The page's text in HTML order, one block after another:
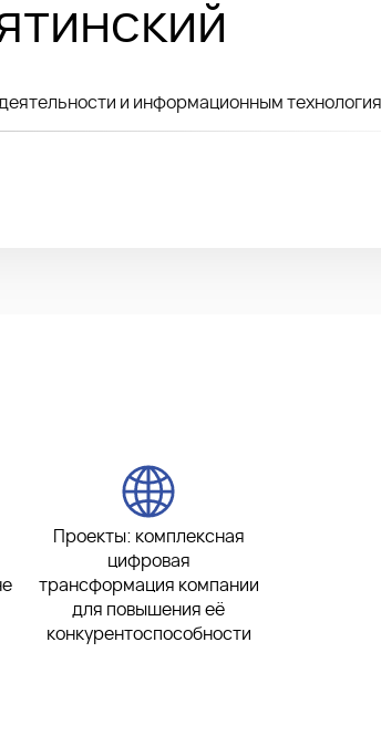
и информационным
Проекты: комплексная
цифровая
трансформация компании
для повышения её
конкурентоспособности